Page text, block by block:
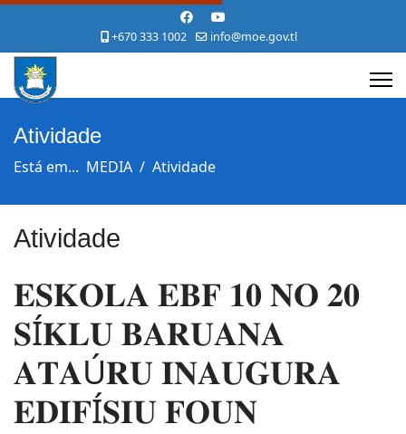
+670 333 1002 info@moe.gov.tl
Atividade
Está em... MEDIA Atividade
Atividade
𝐄𝐒𝐊𝐎𝐋𝐀 𝐄𝐁𝐅 𝟏𝟎 𝐍𝐎 𝟐𝟎
𝐒Í𝐊𝐋𝐔 𝐁𝐀𝐑𝐔𝐀𝐍𝐀
𝐀𝐓𝐀Ú𝐑𝐔 𝐈𝐍𝐀𝐔𝐆𝐔𝐑𝐀
𝐄𝐃𝐈𝐅Í𝐒𝐈𝐔 𝐅𝐎𝐔𝐍